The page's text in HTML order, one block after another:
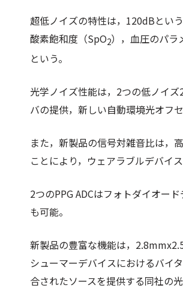
超低ノイズの特性は，120dBとい
酸素飽和度（SpO2），血圧のパラ
という。
光学ノイズ性能は，2つの低ノイ
バの提供，新しい自動環境光オフ
また，新製品の信号対雑音比は，
ことにより，ウェアラブルデバイ
2つのPPG ADCはフォトダイオー
も可能。
新製品の豊富な機能は，
シューマーデバイスにおけるバイ
合されたソースを提供する同社の